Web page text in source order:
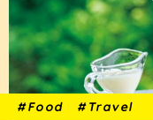
#Food #Travel